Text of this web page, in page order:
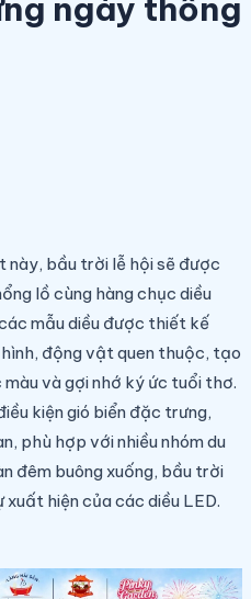
ngày thống
này, bầu trời lễ hội sẽ được
lồ cùng hàng chục diều
mẫu diều được thiết kế
động vật quen thuộc, tạo
và gợi nhớ ký ức tuổi thơ.
kiện gió biển đặc trưng,
phù hợp với nhiều nhóm du
đêm buông xuống, bầu trời
hiện của các diều LED.